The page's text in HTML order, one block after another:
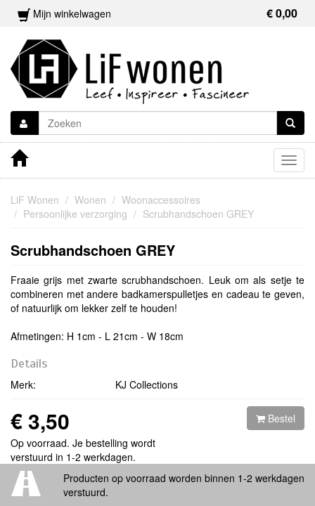
Mijn winkelwagen € 0,00
LiF Wonen Wonen
Woonaccessoires
Persoonlijke verzorging
Scrubhandschoen GREY
Scrubhandschoen GREY
Fraaie grijs met zwarte scrubhandschoen. Leuk om als setje te
combineren met andere badkamerspulletjes en cadeau te geven,
of natuurlijk om lekker zelf te houden!
Afmetingen: H 1cm ‐ L 21cm ‐ W 18cm
Details
Merk: KJ Collections
€ 3,50
Op voorraad. Je bestelling wordt
verstuurd in 1-2 werkdagen.
Bestel
Producten op voorraad worden binnen 1-2 werkdagen
verstuurd.